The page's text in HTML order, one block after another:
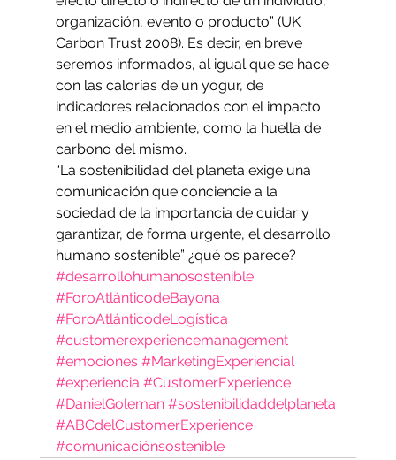
organización, evento o producto” (UK
Carbon Trust 2008). Es decir, en breve
seremos informados, al igual que se hace
con las calorías de un yogur, de
indicadores relacionados con el impacto
en el medio ambiente, como la huella de
carbono del mismo.
“La sostenibilidad del planeta exige una
comunicación que conciencie a la
sociedad de la importancia de cuidar y
garantizar, de forma urgente, el desarrollo
humano sostenible” ¿qué os parece?
#desarrollohumanosostenible
#ForoAtlánticodeBayona
#ForoAtlánticodeLogística
#customerexperiencemanagement
#emociones #MarketingExperiencial
#experiencia #CustomerExperience
#DanielGoleman #sostenibilidaddelplaneta
#ABCdelCustomerExperience
#comunicaciónsostenible